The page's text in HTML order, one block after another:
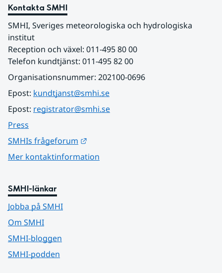
Kontakta SMHI
SMHI, Sveriges meteorologiska och hydrologiska
institut
Reception och växel: 011-495 80 00
Telefon kundtjänst: 011-495 82 00
Organisationsnummer: 202100-0696
Epost: kundtjanst@smhi.se
Epost: registrator@smhi.se
Press
SMHIs frågeforum
Mer kontaktinformation
SMHI-länkar
Jobba på SMHI
Om SMHI
SMHI-bloggen
SMHI-podden